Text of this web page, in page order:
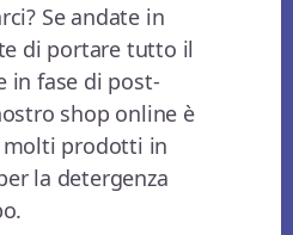
Se andate in
di portare tutto il
in fase di post-
shop online è
prodotti in
la detergenza